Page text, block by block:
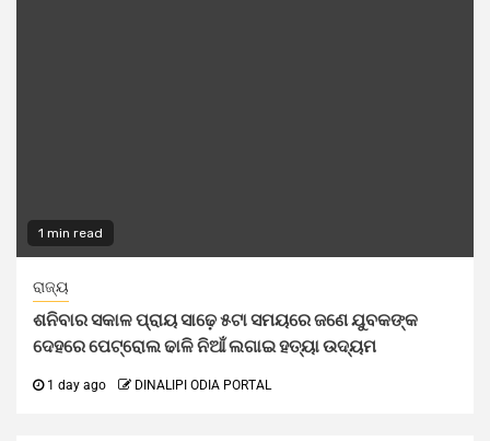
1 min read
ରାଜ୍ୟ
ଶନିବାର ସକାଳ ପ୍ରାୟ ସାଢ଼େ ୫ଟା ସମୟରେ ଜଣେ ଯୁବକଙ୍କ
ଦେହରେ ପେଟ୍ରୋଲ ଢାଳି ନିଆଁ ଲଗାଇ ହତ୍ୟା ଉଦ୍ୟମ
1 day ago DINALIPI ODIA PORTAL